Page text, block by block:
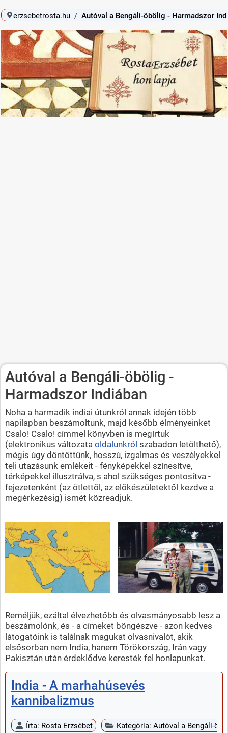
erzsebetrosta.hu Autóval a Bengáli-öbölig - Harmadszor
Autóval a Bengáli-öbölig -
Harmadszor Indiában
Noha a harmadik indiai útunkról annak idején több
napilapban beszámoltunk, majd később élményeinket
Csalo! Csalo! címmel könyvben is megírtuk
(elektronikus változata oldalunkról szabadon letölthető),
mégis úgy döntöttünk, hosszú, izgalmas és veszélyekkel
teli utazásunk emlékeit - fényképekkel színesítve,
térképekkel illusztrálva, s ahol szükséges pontosítva -
fejezetenként (az ötlettől, az előkészületektől kezdve a
megérkezésig) ismét közreadjuk.
Reméljük, ezáltal élvezhetőbb és olvasmányosabb lesz a
beszámolónk, és - a címeket böngészve - azon kedves
látogatóink is találnak magukat olvasnivalót, akik
elsősorban nem India, hanem Törökország, Irán vagy
Pakisztán után érdeklődve keresték fel honlapunkat.
India - A marhahúsevés
kannibalizmus
Írta: Rosta Erzsébet Kategória: Autóval a Bengáli-